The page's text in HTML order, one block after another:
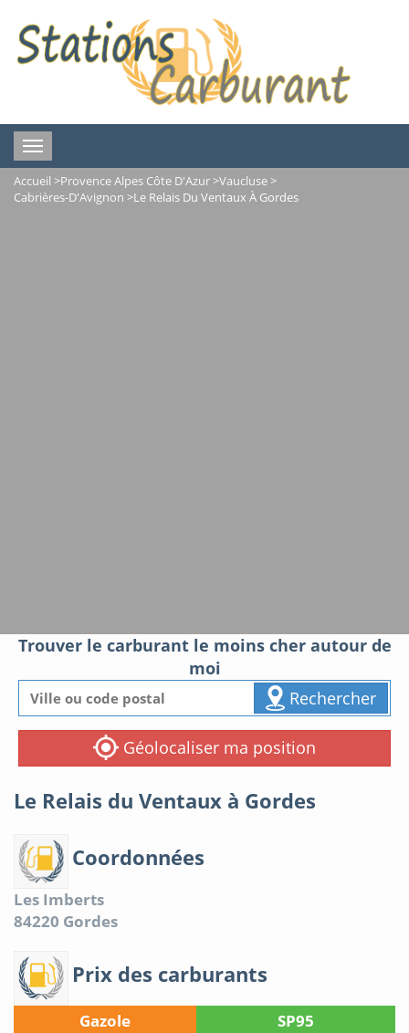
Toggle
navigation
Accueil >Provence Alpes Côte D'Azur>Vaucluse>
Cabrières-D'Avignon >Le Relais Du Ventaux À Gordes
Trouver le carburant le moins cher autour de
moi
Rechercher
Géolocaliser ma position
Le Relais du Ventaux à Gordes
Coordonnées
Les Imberts
84220 Gordes
Prix des carburants
Gazole SP95